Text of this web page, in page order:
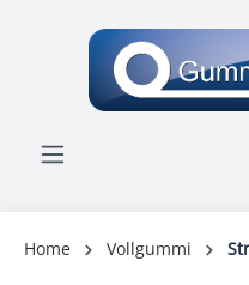
springen
Home Vollgummi